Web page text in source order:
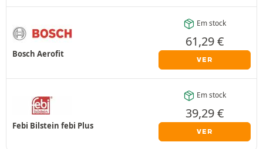
Bosch Aerofit
Em stock
61,29€
VER
Febi Bilstein febi Plus
Em stock
39,29€
VER